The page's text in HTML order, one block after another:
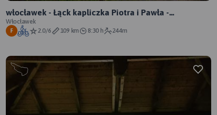
włocławek - Łąck kapliczka Piotra i Pawła -
Włocławek
Włocławek
F 2.0/6 109 km 8:30 h 244m